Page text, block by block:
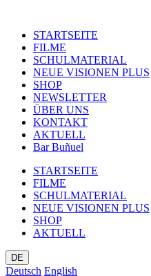
STARTSEITE
FILME
SCHULMATERIAL
NEUE VISIONEN PLUS
SHOP
NEWSLETTER
ÜBER UNS
KONTAKT
AKTUELL
Bar Buñuel
STARTSEITE
FILME
SCHULMATERIAL
NEUE VISIONEN PLUS
SHOP
AKTUELL
DE
Deutsch English